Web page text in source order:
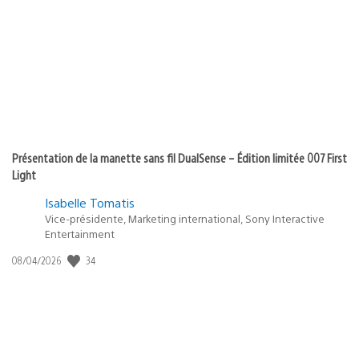
Présentation de la manette sans fil DualSense – Édition limitée 007 First
Light
Isabelle Tomatis
Vice-présidente, Marketing international, Sony Interactive
Entertainment
Date
08/04/2026 34